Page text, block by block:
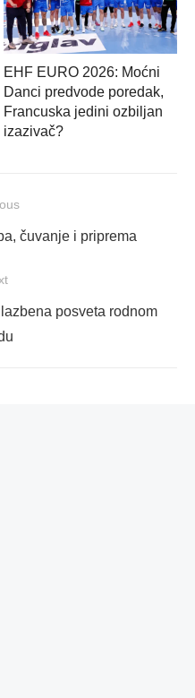
EHF EURO 2026: Moćni
Danci predvode poredak,
Francuska jedini ozbiljan
izazivač?
čuvanje i priprema
posveta rodnom